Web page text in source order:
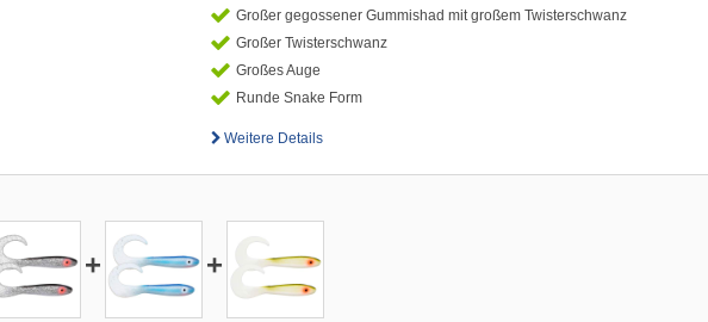
Großer gegossener Gummishad mit großem Twisterschwanz
Großer Twisterschwanz
Großes Auge
Runde Snake Form
Weitere Details
+ +